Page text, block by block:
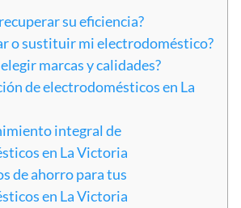
su eficiencia?
o sustituir mi electrodoméstico?
marcas y calidades?
de electrodomésticos en La
integral de
en La Victoria
de ahorro para tus
en La Victoria